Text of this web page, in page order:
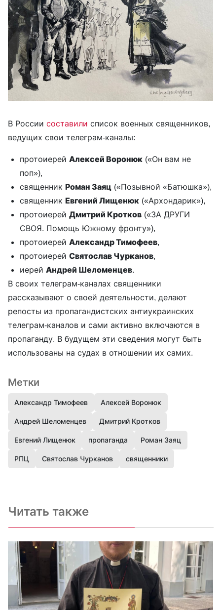
В России составили список военных священников,
ведущих свои телеграм-каналы:
протоиерей Алексей Воронюк («Он вам не
поп»),
священник Роман Заяц («Позывной «Батюшка»),
священник Евгений Лищенюк («Архондарик»),
протоиерей Дмитрий Кротков («ЗА ДРУГИ
СВОЯ. Помощь Южному фронту»),
протоиерей Александр Тимофеев,
протоиерей Святослав Чурканов,
иерей Андрей Шеломенцев.
В своих телеграм-каналах священники
рассказывают о своей деятельности, делают
репосты из пропагандистских антиукраинских
телеграм-каналов и сами активно включаются в
пропаганду. В будущем эти сведения могут быть
использованы на судах в отношении их самих.
Метки
Александр Тимофеев Алексей Воронюк
Андрей Шеломенцев Дмитрий Кротков
Евгений Лищенюк пропаганда Роман Заяц
РПЦ Святослав Чурканов священники
Читать также